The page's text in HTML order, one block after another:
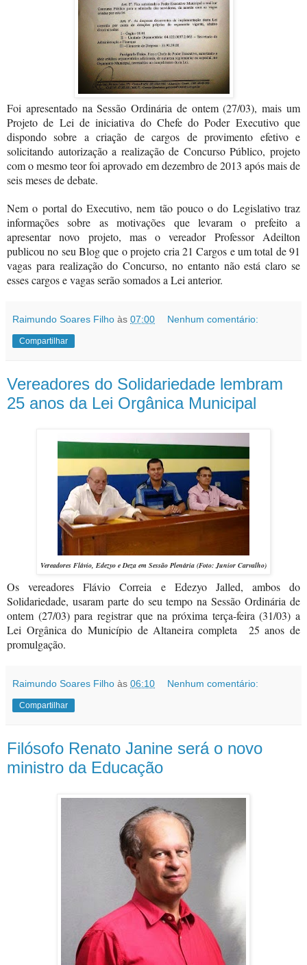
Foi apresentado na Sessão Ordinária de ontem (27/03), mais um
Projeto de Lei de iniciativa do Chefe do Poder Executivo que
dispondo sobre a criação de cargos de provimento efetivo e
solicitando autorização a realização de Concurso Público, projeto
com o mesmo teor foi aprovado em dezembro de 2013 após mais de
seis meses de debate.
Nem o portal do Executivo, nem tão pouco o do Legislativo traz
informações sobre as motivações que levaram o prefeito a
apresentar novo projeto, mas o vereador Professor Adeilton
publicou no seu Blog que o projeto cria 21 Cargos e um total de 91
vagas para realização do Concurso, no entanto não está claro se
esses cargos e vagas serão somados a Lei anterior.
Raimundo Soares Filho às 07:00 Nenhum comentário:
Compartilhar
Vereadores do Solidariedade lembram
25 anos da Lei Orgânica Municipal
Vereadores Flávio, Edezyo e Deza em Sessão Plenária (Foto: Junior Carvalho)
Os vereadores Flávio Correia e Edezyo Jalled, ambos do
Solidariedade, usaram parte do seu tempo na Sessão Ordinária de
ontem (27/03) para registrar que na próxima terça-feira (31/03) a
Lei Orgânica do Município de Altaneira completa
25 anos de
promulgação.
Raimundo Soares Filho às 06:10 Nenhum comentário:
Compartilhar
Filósofo Renato Janine será o novo
ministro da Educação